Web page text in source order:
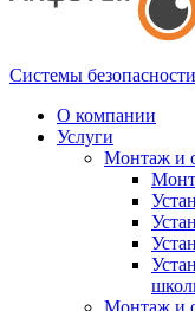
Системы безопасности
О компании
Услуги
Монтаж и
Монтаж и